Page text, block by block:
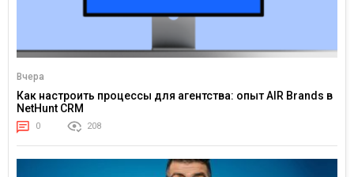
Вчера
Как настроить процессы для агентства: опыт AIR Brands в
NetHunt CRM
0 208